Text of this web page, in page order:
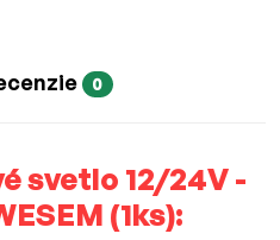
0
svetlo 12/24V -
(1ks):